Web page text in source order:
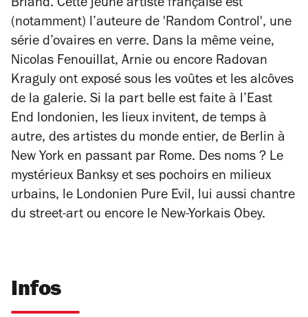
Briand. Cette jeune artiste française est
(notamment) l’auteure de 'Random Control', une
série d’ovaires en verre. Dans la même veine,
Nicolas Fenouillat, Arnie ou encore Radovan
Kraguly ont exposé sous les voûtes et les alcôves
de la galerie. Si la part belle est faite à l’East
End londonien, les lieux invitent, de temps à
autre, des artistes du monde entier, de Berlin à
New York en passant par Rome. Des noms ? Le
mystérieux Banksy et ses pochoirs en milieux
urbains, le Londonien Pure Evil, lui aussi chantre
du street-art ou encore le New-Yorkais Obey.
Infos